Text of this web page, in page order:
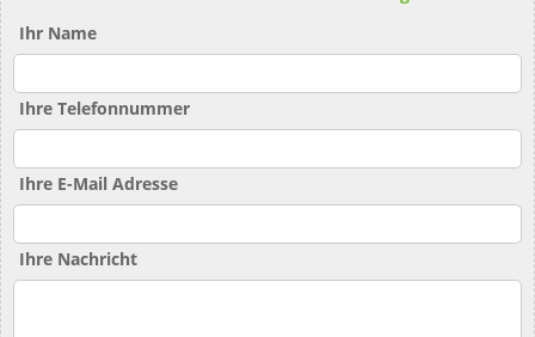
Ihr Name
Ihre Telefonnummer
Ihre E-Mail Adresse
Ihre Nachricht